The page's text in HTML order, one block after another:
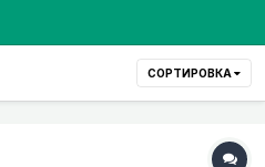
СОРТИРОВКА